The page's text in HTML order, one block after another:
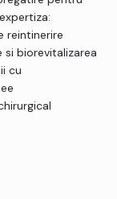
reintinerire
biorevitalizarea
cu